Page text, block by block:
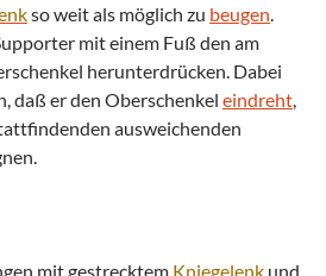
so weit als möglich zu beugen
mit einem Fuß den am
herunterdrücken. Dabei
daß er den Oberschenkel eindreht
ausweichenden
mit gestrecktem Kniegelenk und